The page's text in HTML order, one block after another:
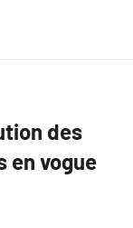
des
en vogue